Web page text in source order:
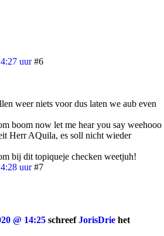
uur #6
weer niets voor dus laten we aub even
boom now let me hear you say weehooo
Herr AQuila, es soll nicht wieder
bij dit topiqueje checken weetjuh!
uur #7
@ 14:25 schreefJorisDrie het